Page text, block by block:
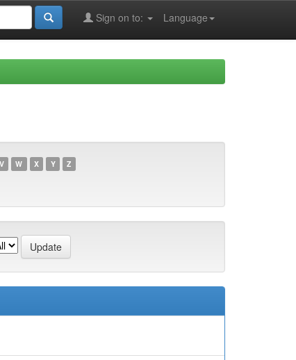
Language
Sign on to:
V W X Y Z